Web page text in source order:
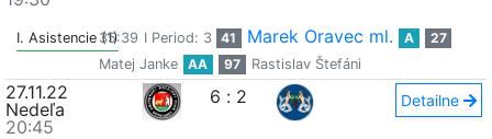
I. Asistencie (1)35:39 I Period: 3 41 Marek Oravec ml. A
27
Matej Janke
AA 97 Rastislav Štefáni
27.11.22
Nedeľa
20:45
6 : 2 Detailne